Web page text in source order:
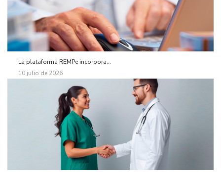
La plataforma REMPe incorpora...
10 julio de 2026